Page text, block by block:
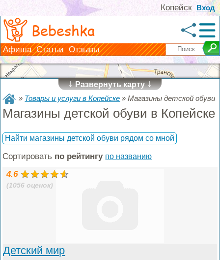
Вход
Копейск
Bebeshka
Афиша Статьи Отзывы
↓Развернуть карту↓
» Товары и услуги в Копейске »Магазины детской обуви
Магазины детской обуви в Копейске
Найти магазины детской обуви рядом со мной
Сортировать по рейтингу по названию
4.6
(1056 оценок)
Детский мир